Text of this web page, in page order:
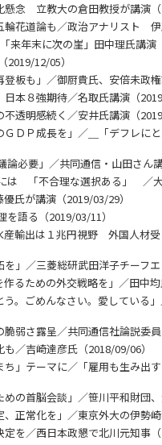
念 立教大の倉田教授が講演
花道論も／政治アナリスト
来年末に次の崖」田中理氏講演
12/05）
板も」／御厨貴氏、安倍未政
本８強期待／名取氏講演（
透明感続く／安井氏講演（
ＤＰ成長を」／＿「デフレに
必要」／共同通信・山田さん
は 「不合理な選択ある」 ／
氏が講演（2019/03/29）
語る（2019/03/11）
輸出は１兆円視野 外国人材受
」／三菱総研武田洋子チーフ
るための外交戦略を」／田中
。ごめんなさい。愛している
弱さ露呈／共同通信社論説委
／吉崎達彦氏（2018/09/06）
」テーマに／「雇用も生み出
の首脳会談」／笹川平和財団
正常化を」／東京外大の伊勢
を／西日本政懇で北川元知事